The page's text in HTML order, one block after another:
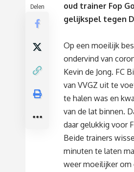
Delen
oud trainer Fop
gelijkspel tegen
Op een moeilijk
ondervind van
Kevin de Jong. FC
van VVGZ uit te
te halen was en
van de lat binnen.
daar gelukkig voor
Beide trainers
minuten te laten
weer moeilijker om